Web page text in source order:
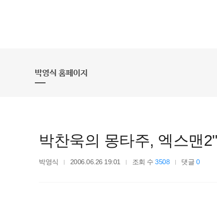
박영식 홈페이지
박찬욱의 몽타주, 엑스맨2"
박영식 2006.06.26 19:01 조회 수3508 댓글 0